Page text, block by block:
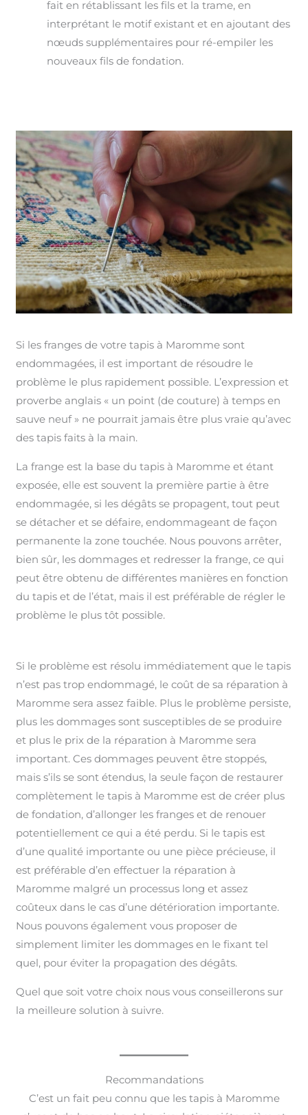
fait en rétablissant les fils et la trame, en
interprétant le motif existant et en ajoutant des
nœuds supplémentaires pour ré-empiler les
nouveaux fils de fondation.
Si les franges de votre tapis à Maromme sont
endommagées, il est important de résoudre le
problème le plus rapidement possible. L’expression et
proverbe anglais « un point (de couture) à temps en
sauve neuf » ne pourrait jamais être plus vraie qu’avec
des tapis faits à la main.
La frange est la base du tapis à Maromme et étant
exposée, elle est souvent la première partie à être
endommagée, si les dégâts se propagent, tout peut
se détacher et se défaire, endommageant de façon
permanente la zone touchée. Nous pouvons arrêter,
bien sûr, les dommages et redresser la frange, ce qui
peut être obtenu de différentes manières en fonction
du tapis et de l’état, mais il est préférable de régler le
problème le plus tôt possible.
Si le problème est résolu immédiatement que le tapis
n’est pas trop endommagé, le coût de sa réparation à
Maromme sera assez faible. Plus le problème persiste,
plus les dommages sont susceptibles de se produire
et plus le prix de la réparation à Maromme sera
important. Ces dommages peuvent être stoppés,
mais s’ils se sont étendus, la seule façon de restaurer
complètement le tapis à Maromme est de créer plus
de fondation, d’allonger les franges et de renouer
potentiellement ce qui a été perdu. Si le tapis est
d’une qualité importante ou une pièce précieuse, il
est préférable d’en effectuer la réparation à
Maromme malgré un processus long et assez
coûteux dans le cas d’une détérioration importante.
Nous pouvons également vous proposer de
simplement limiter les dommages en le fixant tel
quel, pour éviter la propagation des dégâts.
Quel que soit votre choix nous vous conseillerons sur
la meilleure solution à suivre.
Recommandations
C’est un fait peu connu que les tapis à Maromme